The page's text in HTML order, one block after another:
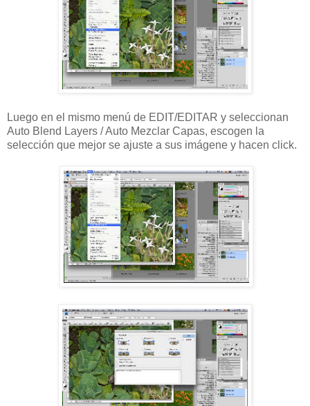
Luego en el mismo menú de EDIT/EDITAR y seleccionan
Auto Blend Layers / Auto Mezclar Capas, escogen la
selección que mejor se ajuste a sus imágene y hacen click.